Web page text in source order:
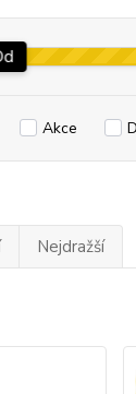
Akce
Nejdražší